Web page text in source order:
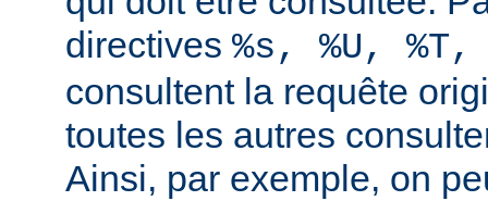
directives %s, %U, %T,
consultent la requête
toutes les autres
Ainsi, par exemple, on